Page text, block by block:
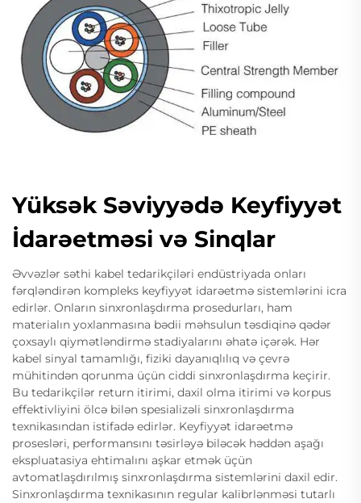
Yüksək Səviyyədə Keyfiyyət
İdarəetməsi və Sinqlar
Əvvəzlər səthi kabel tedarikçiləri endüstriyada onları
fərqləndirən kompleks keyfiyyət idarəetmə sistemlərini icra
edirlər. Onların sinxronlaşdırma prosedurları, ham
materialın yoxlanmasına bədii məhsulun təsdiqinə qədər
çoxsaylı qiymətləndirmə stadiyalarını əhatə içərək. Hər
kabel sinyal tamamlığı, fiziki dayanıqlılıq və çevrə
mühitindən qorunma üçün ciddi sinxronlaşdırma keçirir.
Bu tedarikçilər return itirimi, daxil olma itirimi və korpus
effektivliyini ölcə bilən spesializəli sinxronlaşdırma
texnikasından istifadə edirlər. Keyfiyyət idarəetmə
prosesləri, performansını təsirləyə biləcək həddən aşağı
ekspluatasiya ehtimalını aşkar etmək üçün
avtomatlaşdırılmış sinxronlaşdırma sistemlərini daxil edir.
Sinxronlaşdırma texnikasının regular kalibrlənməsi tutarlı